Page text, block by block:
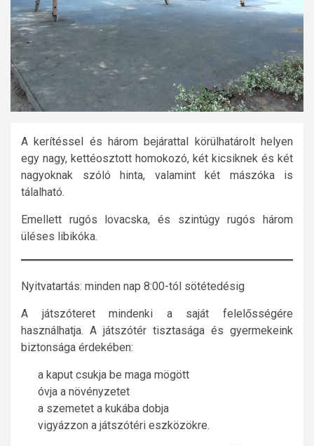
A kerítéssel és három bejárattal körülhatárolt helyen
egy nagy, kettéosztott homokozó, két kicsiknek és két
nagyoknak szóló hinta, valamint két mászóka is
tálalható.
Emellett rugós lovacska, és szintúgy rugós három
üléses libikóka.
Nyitvatartás: minden nap 8:00-tól sötétedésig
A játszóteret mindenki a saját felelősségére
használhatja. A játszótér tisztasága és gyermekeink
biztonsága érdekében:
a kaput csukja be maga mögött
óvja a növényzetet
a szemetet a kukába dobja
vigyázzon a játszótéri eszközökre.